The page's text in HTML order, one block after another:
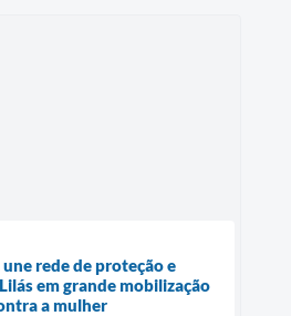
rede de proteção e
em grande mobilização
a mulher